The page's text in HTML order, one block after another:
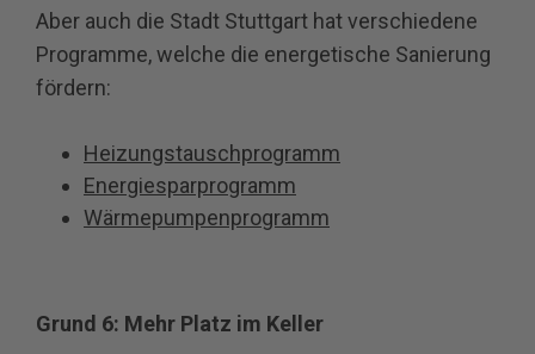
Aber auch die Stadt Stuttgart hat verschiedene
Programme, welche die energetische Sanierung
fördern:
Heizungstauschprogramm
Energiesparprogramm
Wärmepumpenprogramm
Grund 6: Mehr Platz im Keller